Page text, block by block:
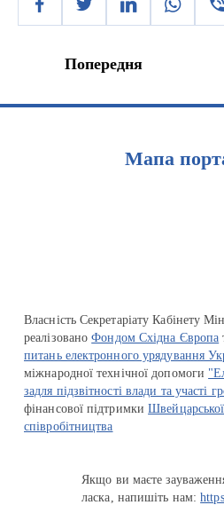
Попередня
Мапа
Власність Секретаріату Кабінету
реалізованоФондом Східна Європа
питань електронного урядування
міжнародної технічної допомоги
задля підзвітності влади та участі
фінансової підтримки
співробітництва
Якщо ви маєте
ласка, напишіть нам: